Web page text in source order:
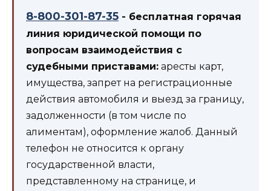
8-800-301-87-35 - бесплатная горячая
линия юридической помощи по
вопросам взаимодействия с
судебными приставами: аресты карт,
имущества, запрет на регистрационные
действия автомобиля и выезд за границу,
задолженности (в том числе по
алиментам), оформление жалоб. Данный
телефон не относится к органу
государственной власти,
представленному на странице, и